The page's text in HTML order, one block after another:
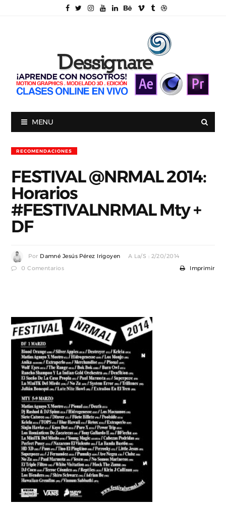
MENU
RECOMENDACIONES
FESTIVAL @NRMAL 2014:
Horarios
#FESTIVALNRMAL‏ Mty +
DF
Por Damné Jesús Pérez Irigoyen A La/s : 2/20/2014
0 Comentarios Imprimir